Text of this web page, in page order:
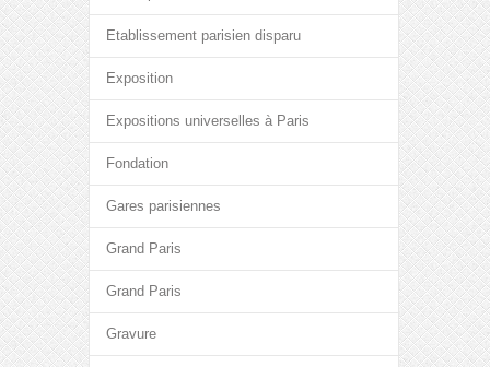
Etablissement parisien disparu
Exposition
Expositions universelles à Paris
Fondation
Gares parisiennes
Grand Paris
Grand Paris
Gravure